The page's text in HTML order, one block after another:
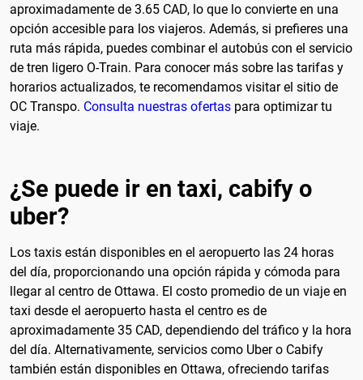
aproximadamente de 3.65 CAD, lo que lo convierte en una
opción accesible para los viajeros. Además, si prefieres una
ruta más rápida, puedes combinar el autobús con el servicio
de tren ligero O-Train. Para conocer más sobre las tarifas y
horarios actualizados, te recomendamos visitar el sitio de
OC Transpo. Consulta nuestras ofertas para optimizar tu
viaje.
¿Se puede ir en taxi, cabify o
uber?
Los taxis están disponibles en el aeropuerto las 24 horas
del día, proporcionando una opción rápida y cómoda para
llegar al centro de Ottawa. El costo promedio de un viaje en
taxi desde el aeropuerto hasta el centro es de
aproximadamente 35 CAD, dependiendo del tráfico y la hora
del día. Alternativamente, servicios como Uber o Cabify
también están disponibles en Ottawa, ofreciendo tarifas